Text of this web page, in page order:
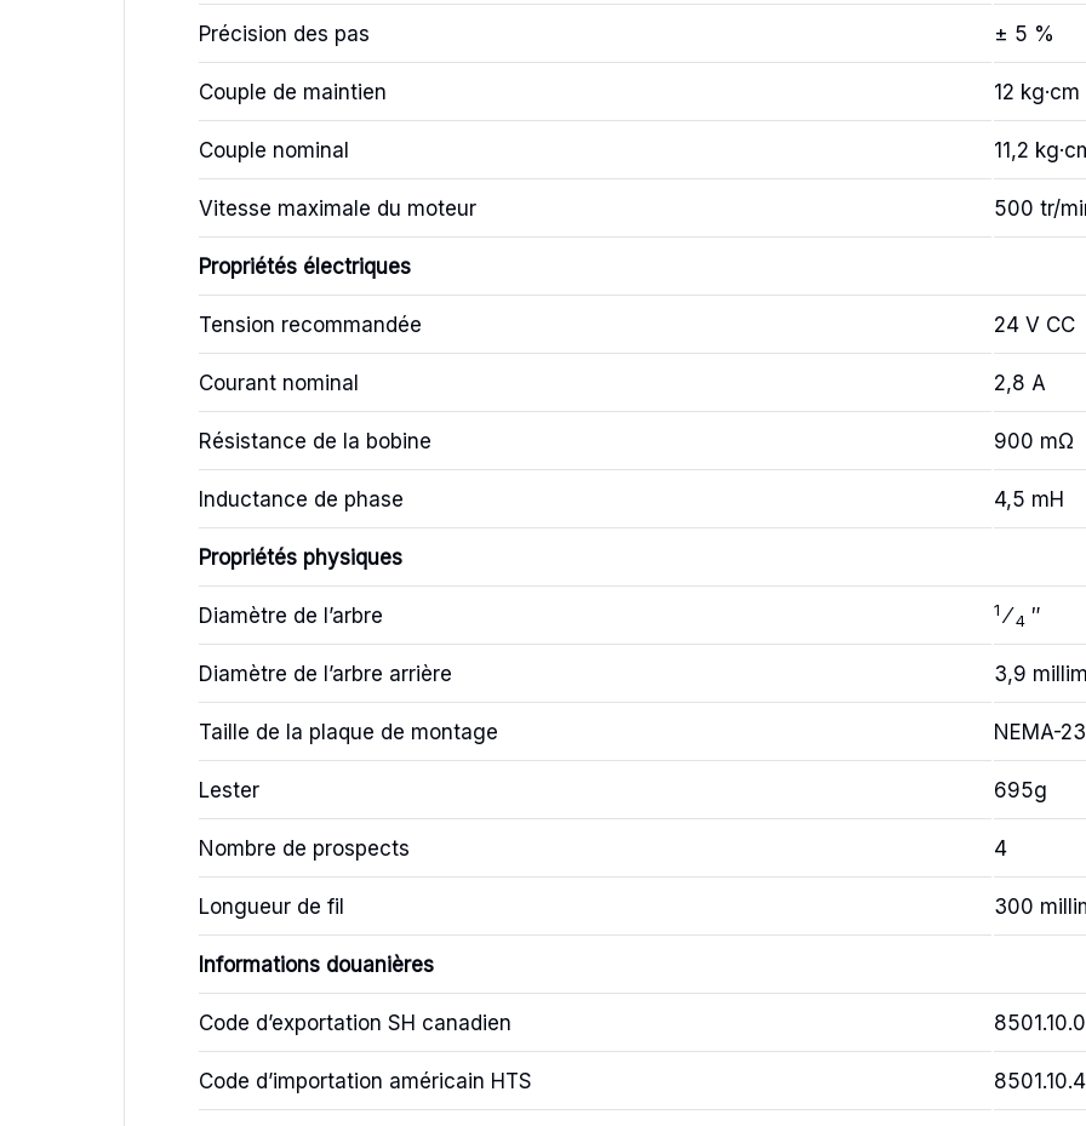
Précision des pas ± 5 %
Couple de maintien 12 kg·cm
Couple nominal 11,2
Vitesse maximale du moteur 500 tr/
Propriétés électriques
Tension recommandée 24 V CC
Courant nominal 2,8 A
Résistance de la bobine 900 mΩ
Inductance de phase 4,5 mH
Propriétés physiques
Diamètre de l’arbre 1 ⁄4 ″
Diamètre de l’arbre arrière 3,9
Taille de la plaque de montage NEMA-23
Lester 695g
Nombre de prospects 4
Longueur de fil 300
Informations douanières
Code d’exportation SH canadien
Code d’importation américain HTS